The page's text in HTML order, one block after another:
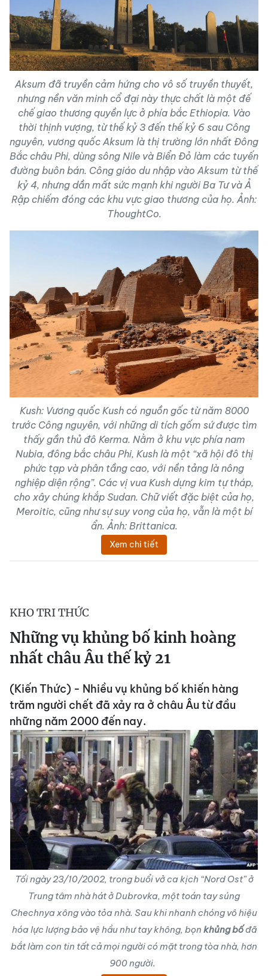
Aksum đã truyền cảm hứng cho vô số truyền thuyết,
nhưng nền văn minh cổ đại này thực chất là một đế
chế giao thương quyền lực ở phía bắc Ethiopia. Vào
thời thịnh vượng, từ thế kỷ 3 đến thế kỷ 6 sau Công
nguyên, vương quốc Aksum là thị trường lớn nhất Đông
Bắc châu Phi, dùng sông Nile và Biển Đỏ làm các tuyến
đường buôn bán. Công giáo du nhập vào Aksum từ thế
kỷ 4, nhưng dần mất sức mạnh khi người Ba Tư và Ả
Rập chiếm đóng các khu vực giao thương của họ. Ảnh:
ThoughtCo.
Kush: Vương quốc Kush có nguồn gốc từ năm 8000
trước Công nguyên, với những di tích gốm sứ được tìm
thấy gần thủ đô Kerma. Nằm ở khu vực phía nam
Nubia, đông bắc châu Phi, Kush là một “xã hội đô thị
phức tạp và phân tầng cao, với nền tảng là nông
nghiệp diện rộng”. Các vị vua Kush dựng kim tự tháp,
cho xây chúng khắp Sudan. Chữ viết đặc biệt của họ,
Meroitic, cũng như sự suy vong của họ, vẫn là một bí
ẩn. Ảnh: Brittanica.
Xem chi tiết
KHO TRI THỨC
Những vụ khủng bố kinh hoàng
nhất châu Âu thế kỷ 21
(Kiến Thức) - Nhiều vụ khủng bố khiến hàng
trăm người chết đã xảy ra ở châu Âu từ đầu
những năm 2000 đến nay.
Tối ngày 23/10/2002, trong buổi vở ca kịch “Nord Ost” ở
Trung tâm nhà hát ở Dubrovka, một toán tay súng
Chechnya xông vào tỏa nhà. Sau khi nhanh chóng vô hiệu
hóa lực lượng bảo vệ hầu như tay không, bọn khủng bốđã
bắt làm con tin tất cả mọi người có mặt trong tòa nhà, hơn
900 người.